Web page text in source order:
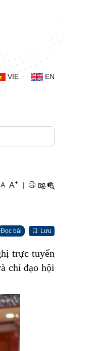
VIE EN
A A+ |
Đọc bài Lưu
trực tuyến
chỉ đạo hội